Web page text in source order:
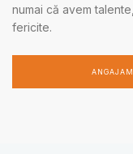
numai că avem
fericite.